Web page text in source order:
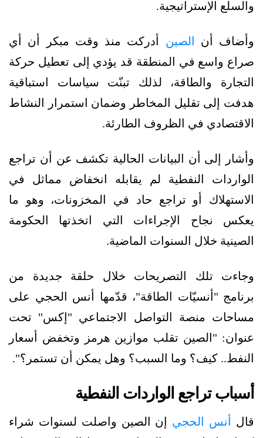
والسلع الإستراتيجية.
وأضاف أن الصين أدركت منذ وقت مبكر أن أي
صراع واسع في المنطقة قد يؤدي إلى تعطيل حركة
التجارة والطاقة، لذلك تبنّت سياسات استباقية
هدفت إلى تقليل المخاطر وضمان استمرار النشاط
الاقتصادي في الظروف الطارئة.
وأشار إلى أن البيانات الحالية تكشف عن أن تراجع
الواردات النفطية لم يقابله انخفاض مماثل في
الاستهلاك أو تراجع حاد في المخزونات، وهو ما
يعكس نجاح الإجراءات التي اتخذتها الحكومة
الصينية خلال السنوات الماضية.
وجاءت تلك التصريحات خلال حلقة جديدة من
برنامج "أنسيّات الطاقة"، قدّمها أنس الحجي على
مساحات منصة التواصل الاجتماعي "إكس" تحت
عنوان: "الصين تقلب موازين هرمز وتخفض أسعار
النفط.. كيف؟ وما السبب؟ وهل يمكن أن تستمر؟".
أسباب تراجع الواردات النفطية
قال أنس الحجي إن الصين واصلت لسنوات شراء